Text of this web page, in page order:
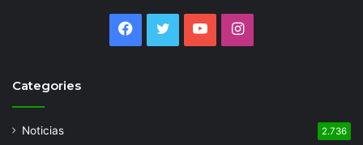
Facebook
TwitterYouTubeInstagram
Categories
Noticias 2.736